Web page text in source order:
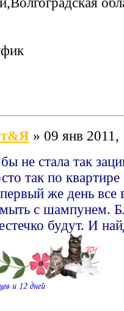
» 09 янв 2011,
не стала так
так по квартире
же день все
с шампунем.
будут. И